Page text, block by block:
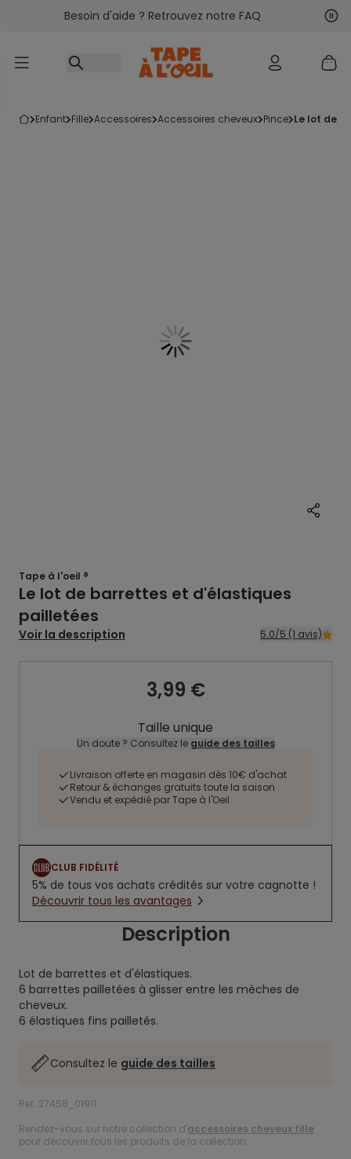
Accéder au contenu
Besoin d'aide ? Retrouvez notre FAQ
enfant fille accessoires accessoires cheveux pince le lot de
Tape à l'oeil ®
Le lot de barrettes et d'élastiques
pailletées
Voir la description 5.0/5 (1 avis)
3,99 €
Taille unique
Un doute ? Consultez le guide des tailles
Livraison offerte en magasin dès 10€ d'achat
Retour & échanges gratuits toute la saison
Vendu et expédié par Tape à l'Oeil
CLUB FIDÉLITÉ
5% de tous vos achats crédités sur votre cagnotte !
Découvrir tous les avantages
Description
Lot de barrettes et d'élastiques.
6 barrettes pailletées à glisser entre les mèches de
cheveux.
6 élastiques fins pailletés.
Consultez le guide des tailles
Ref. 27458_01911
Rendez-vous sur notre collection d'accessoires cheveux fille
pour découvrir tous les produits de la collection.